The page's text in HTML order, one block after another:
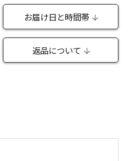
お届け日と時間帯
返品について